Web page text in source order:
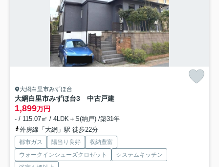
大網白里市みずほ台
大網白里市みずほ台3 中古戸建
1,899万円
- / 115.07㎡ / 4LDK＋S(納戸) /築31年
外房線「大網」駅 徒歩22分
都市ガス 陽当り良好
収納豊富
ウォークインシューズクロゼット
システムキッチン